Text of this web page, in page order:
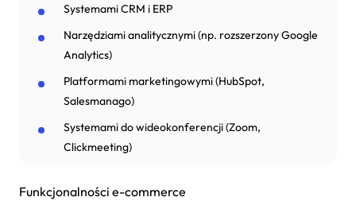
Systemami CRM i ERP
Narzędziami analitycznymi (np. rozszerzony Google
Analytics)
Platformami marketingowymi (HubSpot,
Salesmanago)
Systemami do wideokonferencji (Zoom,
Clickmeeting)
Funkcjonalności e-commerce